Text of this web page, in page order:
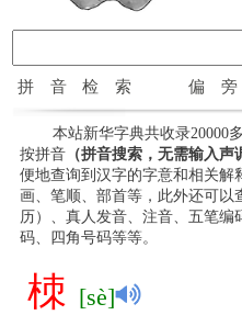
拼音检索 偏
本站新华字典共收录20000
按拼音（拼音搜索，无需输入声
便地查询到汉字的字意和相关解
画、笔顺、部首等，此外还可
历）、真人发音、注音、五笔编
码、四角号码等等。
栜 [sè]